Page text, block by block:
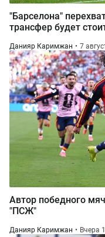
"Барселона"
трансфер будет
Данияр Каримжан 7
Автор победного
"ПСЖ"
Данияр Каримжан Вчера